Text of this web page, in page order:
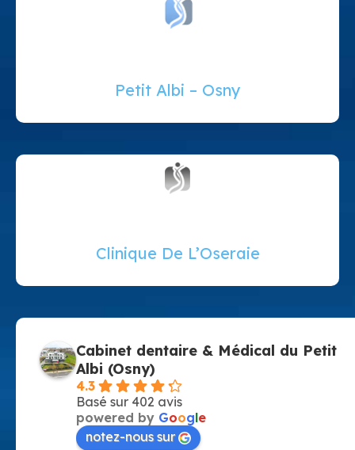
Petit Albi – Osny
Clinique De L’Oseraie
Cabinet dentaire & Médical du Petit
Albi (Osny)
4.3
Basé sur 402 avis
powered by Google
notez-nous sur